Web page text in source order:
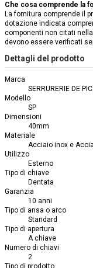
Che cosa comprende la
La fornitura comprende il
dotazione indicata
componenti non citati
devono essere verificati
Dettagli del prodotto
Marca
SERRURERIE DE
Modello
SP
Dimensioni
40mm
Materiale
Acciaio inox e
Utilizzo
Esterno
Tipo di chiave
Dentata
Garanzia
10 anni
Tipo di ansa o arco
Standard
Tipo di apertura
A chiave
Numero di chiavi
2